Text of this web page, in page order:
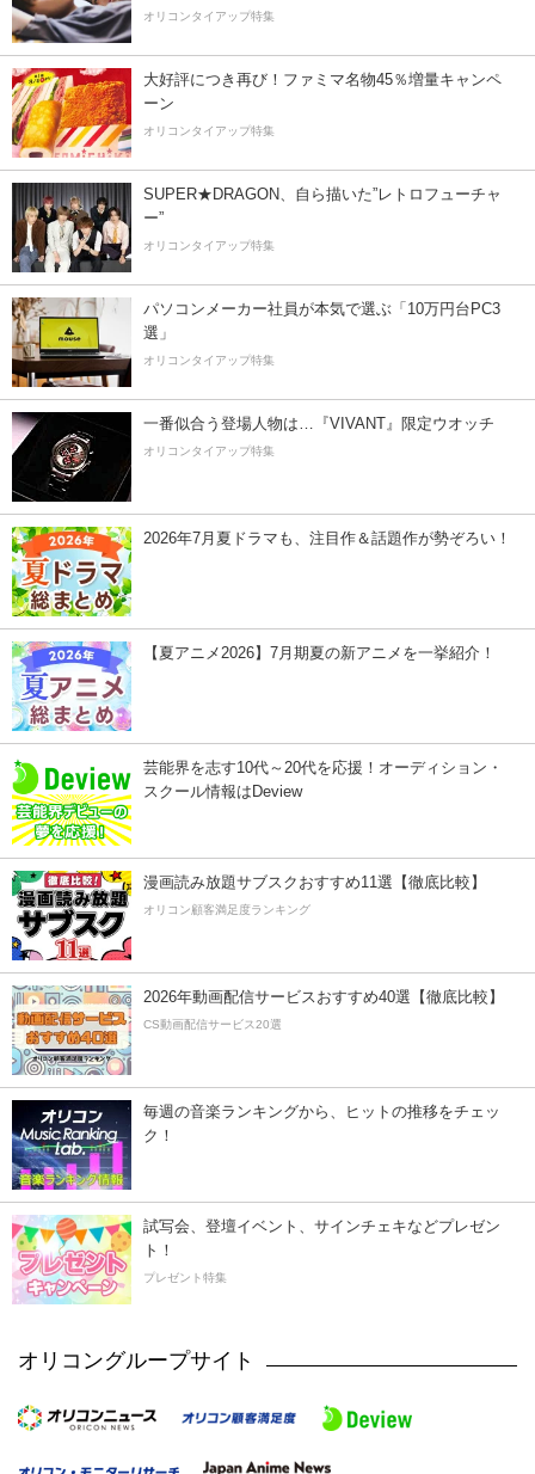
オリコンタイアップ特集
大好評につき再び！ファミマ名物45％増量キャンペ
ーン
オリコンタイアップ特集
SUPER★DRAGON、自ら描いた”レトロフューチャ
ー”
オリコンタイアップ特集
パソコンメーカー社員が本気で選ぶ「10万円台PC3
選」
オリコンタイアップ特集
一番似合う登場人物は…『VIVANT』限定ウオッチ
オリコンタイアップ特集
2026年7月夏ドラマも、注目作＆話題作が勢ぞろい！
【夏アニメ2026】7月期夏の新アニメを一挙紹介！
芸能界を志す10代～20代を応援！オーディション・
スクール情報はDeview
漫画読み放題サブスクおすすめ11選【徹底比較】
オリコン顧客満足度ランキング
2026年動画配信サービスおすすめ40選【徹底比較】
CS動画配信サービス20選
毎週の音楽ランキングから、ヒットの推移をチェッ
ク！
試写会、登壇イベント、サインチェキなどプレゼン
ト！
プレゼント特集
オリコングループサイト